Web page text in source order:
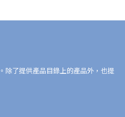
除了提供產品目錄上的產品外，也提